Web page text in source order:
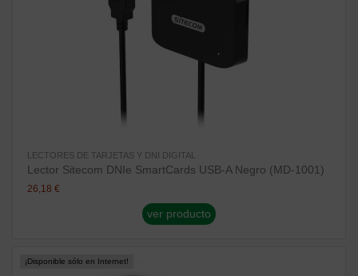
LECTORES DE TARJETAS Y DNI DIGITAL
Lector Sitecom DNIe SmartCards USB-A Negro (MD-1001)
26,18 €
ver producto
¡Disponible sólo en Internet!